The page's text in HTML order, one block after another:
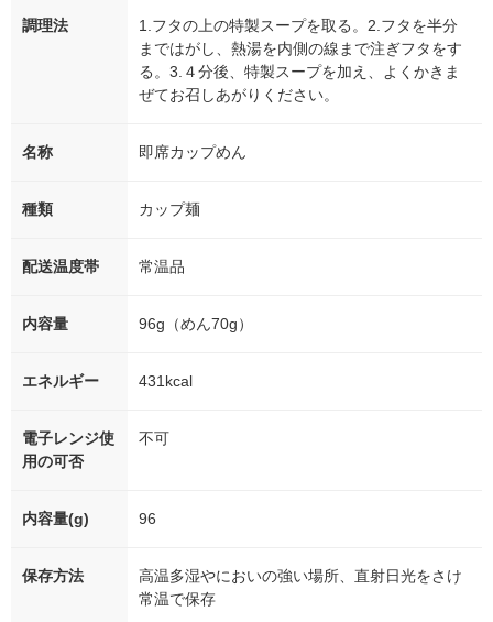
調理法
1.フタの上の特製スープを取る。2.フタを半分
まではがし、熱湯を内側の線まで注ぎフタをす
る。3.４分後、特製スープを加え、よくかきま
ぜてお召しあがりください。
名称 即席カップめん
種類 カップ麺
配送温度帯 常温品
内容量 96g（めん70g）
エネルギー 431kcal
電子レンジ使
用の可否
不可
内容量(g) 96
保存方法
高温多湿やにおいの強い場所、直射日光をさけ
常温で保存